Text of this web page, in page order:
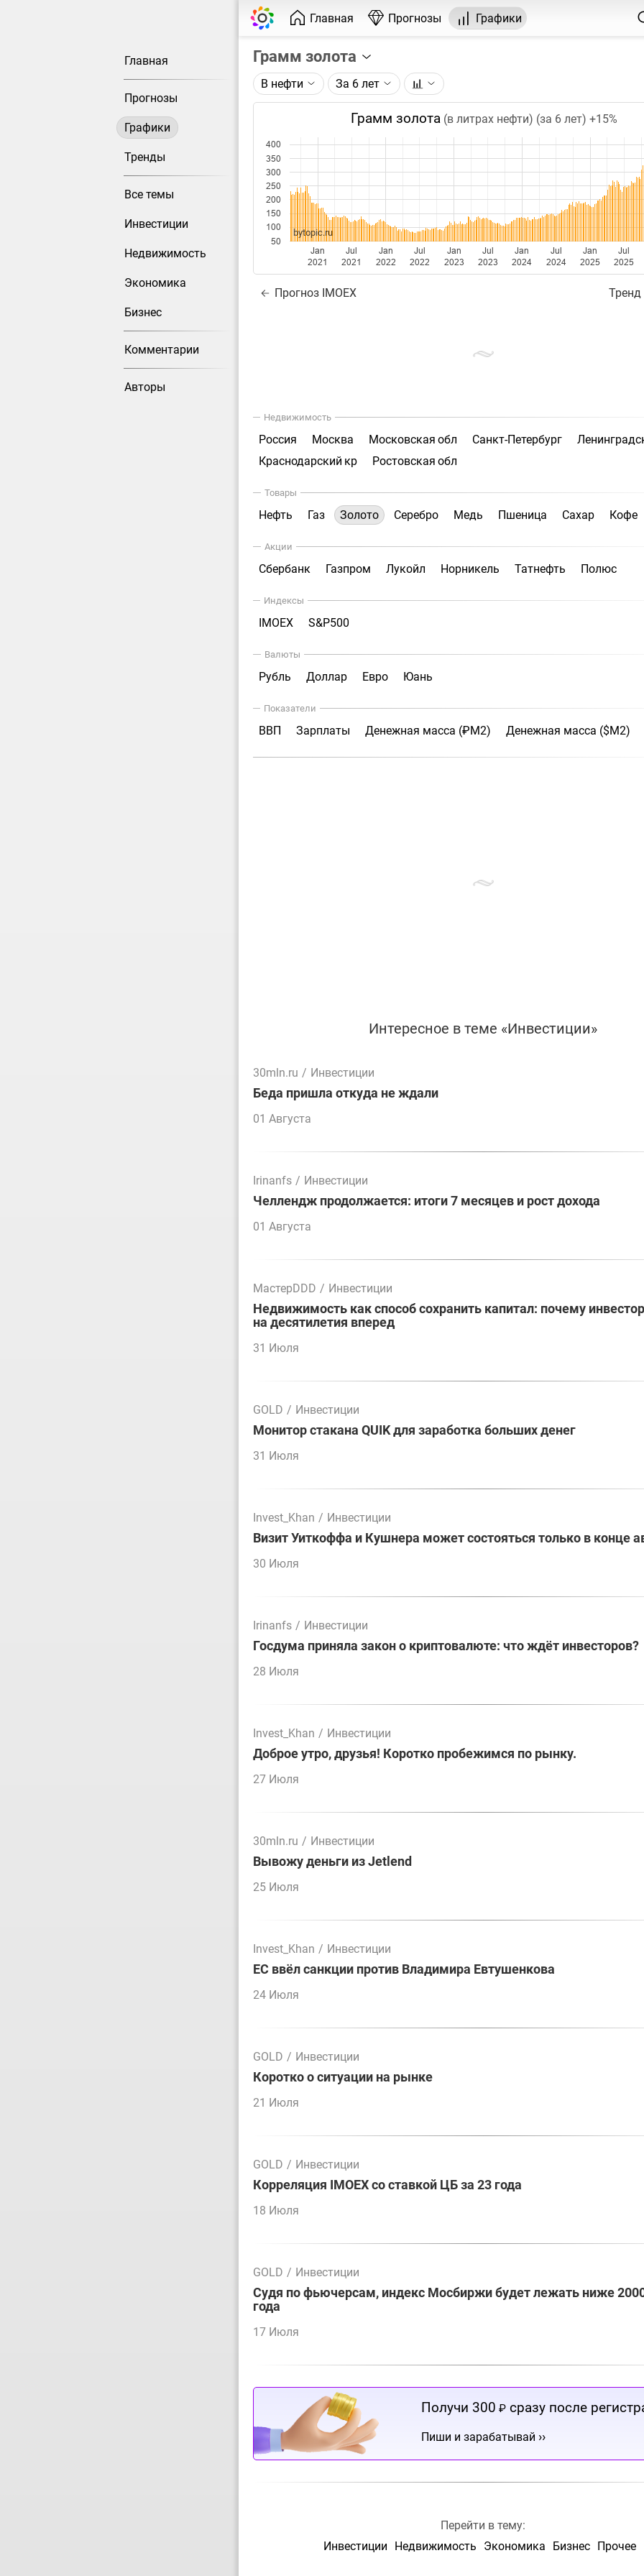
Главная Прогнозы Графики
Главная
Прогнозы
Графики
Тренды
Все темы
Инвестиции
Недвижимость
Экономика
Бизнес
Комментарии
Авторы
Грамм золота
Описание графика:
Цена фьючерса на золото, торгуемого на ICE.
Каждая точка на графике - цена закрытия дня, недели или месяца.
Оптимальный таймфрейм (день, неделя, месяц) подбирается
при изменении глубины графика.
Данные добавляются ежедневно.
В нефти За 6 лет
Грамм золота (в литрах нефти) (за 6 лет) +15%
Jan
2021
Jan
2022
Jan
2023
Jan
2024
Jan
2025
Jul
2021
Jul
2022
Jul
2023
Jul
2024
Jul
2025
50
100
150
200
250
300
350
400
bytopic.ru
Прогноз IMOEX Тренд
Недвижимость
Россия Москва Московская обл Санкт-Петербург
Краснодарский кр
Ростовская обл
Товары
Нефть Газ Золото Серебро Медь Пшеница Сахар Кофе
Акции
Сбербанк Газпром Лукойл Норникель Татнефть Полюс
Индексы
IMOEX S&P500
Валюты
Рубль Доллар Евро Юань
Показатели
ВВП Зарплаты Денежная масса (₽М2) Денежная масса ($М2)
Интересное в теме «Инвестиции»
30mln.ru / Инвестиции
Беда пришла откуда не ждали
01 Августа
Irinanfs / Инвестиции
Челлендж продолжается: итоги 7 месяцев и рост дохода
01 Августа
МастерDDD / Инвестиции
Недвижимость как способ сохранить капитал: почему
на десятилетия вперед
31 Июля
GOLD / Инвестиции
Монитор стакана QUIK для заработка больших денег
31 Июля
Invest_Khan / Инвестиции
Визит Уиткоффа и Кушнера может состояться только в конце
30 Июля
Irinanfs / Инвестиции
Госдума приняла закон о криптовалюте: что ждёт инвесторов?
28 Июля
Invest_Khan / Инвестиции
Доброе утро, друзья! Коротко пробежимся по рынку.
27 Июля
30mln.ru / Инвестиции
Вывожу деньги из Jetlend
25 Июля
Invest_Khan / Инвестиции
ЕС ввёл санкции против Владимира Евтушенкова
24 Июля
GOLD / Инвестиции
Коротко о ситуации на рынке
21 Июля
GOLD / Инвестиции
Корреляция IMOEX со ставкой ЦБ за 23 года
18 Июля
GOLD / Инвестиции
Судя по фьючерсам, индекс Мосбиржи будет лежать ниже
года
17 Июля
Получи 300 ₽ сразу после
Пиши и зарабатывай ››
Перейти в тему:
Инвестиции
Недвижимость Экономика Бизнес Прочее